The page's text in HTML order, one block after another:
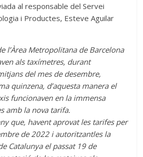
al responsable del Servei
i Productes, Esteve Aguilar
l’Àrea Metropolitana de Barcelona
als taxímetres, durant
del mes de desembre,
quinzena, d’aquesta manera el
funcionaven en la immensa
amb la nova tarifa.
que, havent aprovat les tarifes per
de 2022 i autoritzantles la
Catalunya el passat 19 de